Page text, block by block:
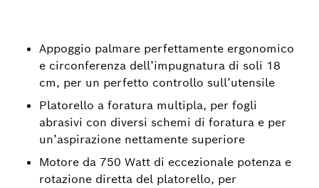
Appoggio palmare perfettamente ergonomico
e circonferenza dell’impugnatura di soli 18
cm, per un perfetto controllo sull’utensile
Platorello a foratura multipla, per fogli
abrasivi con diversi schemi di foratura e per
un’aspirazione nettamente superiore
Motore da 750 Watt di eccezionale potenza e
rotazione diretta del platorello, per